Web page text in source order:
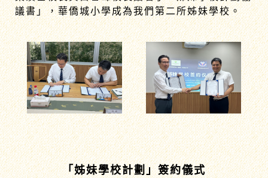
議書」，華僑城小學成為我們第二所姊妹學校。
「姊妹學校計劃」簽約儀式